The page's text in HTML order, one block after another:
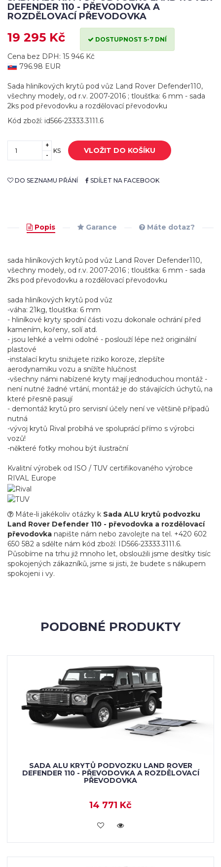
DEFENDER 110 - PŘEVODOVKA A
ROZDĚLOVACÍ PŘEVODOVKA
19 295 Kč DOSTUPNOST 5-7 DNÍ
Cena bez DPH: 15 946 Kč
796.98 EUR
Sada hliníkových krytů pod vůz Land Rover Defender110,
všechny modely, od r.v. 2007-2016 ; tloušťka: 6 mm - sada
2ks pod převodovku a rozdělovací převodovku
Kód zboží: id566-23333.3111.6
+
-
KS VLOŽIT DO KOŠÍKU
DO SEZNAMU PŘÁNÍ SDÍLET NA FACEBOOK
Popis Garance Máte dotaz?
sada hliníkových krytů pod vůz Land Rover Defender110,
všechny modely, od r.v. 2007-2016 ; tloušťka: 6 mm - sada
2ks pod převodovku a rozdělovací převodovku
sada hliníkových krytů pod vůz
-váha: 21kg, tloušťka: 6 mm
- hliníkové kryty spodní části vozu dokonale ochrání před
kamením, kořeny, solí atd.
- jsou lehké a velmi odolné - poslouží lépe než originální
plastové
-instalací krytu snižujete riziko koroze, zlepšíte
aerodynamiku vozu a snížíte hlučnost
-všechny námi nabízené kryty mají jednoduchou montáž -
není nutné žadné vrtání, montáž je do stávajících úchytů, na
které přesně pasují
- demontáž krytů pro servisní účely není ve většině případů
nutná
-vývoj krytů Rival probíhá ve spoluprácí přímo s výrobci
vozů!
-některé fotky mohou být ilustrační
Kvalitní výrobek od ISO / TUV certifikovaného výrobce
RIVAL Europe
Máte-li jakékoliv otázky k Sada ALU krytů podvozku
Land Rover Defender 110 - převodovka a rozdělovací
převodovka napište nám nebo zavolejte na tel. +420 602
650 582 a sdělte nám kód zboží: ID566-23333.3111.6.
Působíme na trhu již mnoho let, obsloužili jsme desítky tisíc
spokojených zákazníků, jsme si jisti, že budete s nákupem
spokojeni i vy.
PODOBNÉ PRODUKTY
SADA ALU KRYTŮ PODVOZKU LAND ROVER
DEFENDER 110 - PŘEVODOVKA A ROZDĚLOVACÍ
PŘEVODOVKA
14 771 Kč
KOUPIT